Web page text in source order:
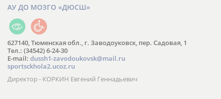
АУ ДО МОЗГО «ДЮСШ»
627140, Тюменская обл., г. Заводоуковск, пер. Садовая, 1
Тел.: (34542) 6-24-30
​E-mail: dussh1-zavodoukovsk@mail.ru
sportsckhola2.ucoz.ru
Директор - КОРКИН Евгений Геннадьевич